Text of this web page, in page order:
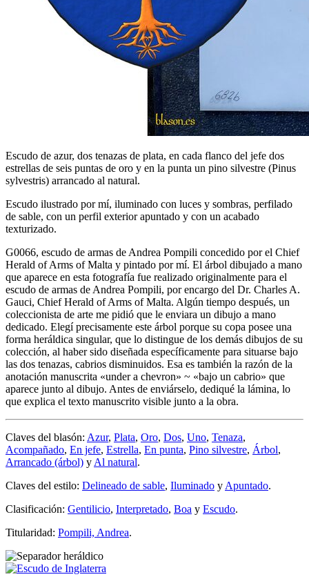
Escudo de azur, dos tenazas de plata, en cada flanco del jefe dos
estrellas de seis puntas de oro y en la punta un pino silvestre (Pinus
sylvestris) arrancado al natural.
Escudo ilustrado por mí, iluminado con luces y sombras, perfilado
de sable, con un perfil exterior apuntado y con un acabado
texturizado.
G0066, escudo de armas de Andrea Pompili concedido por el Chief
Herald of Arms of Malta y pintado por mí. El árbol dibujado a mano
que aparece en esta fotografía fue realizado originalmente para el
escudo de armas de Andrea Pompili, por encargo del Dr. Charles A.
Gauci, Chief Herald of Arms of Malta. Algún tiempo después, un
coleccionista de arte me pidió que le enviara un dibujo a mano
dedicado. Elegí precisamente este árbol porque su copa posee una
forma heráldica singular, que lo distingue de los demás dibujos de su
colección, al haber sido diseñada específicamente para situarse bajo
las dos tenazas, cabrios disminuidos. Esa es también la razón de la
anotación manuscrita «under a chevron» ~ «bajo un cabrio» que
aparece junto al dibujo. Antes de enviárselo, dediqué la lámina, lo
que explica el texto manuscrito visible junto a la obra.
Claves del blasón: Azur, Plata, Oro, Dos, Uno, Tenaza,
Acompañado, En jefe, Estrella, En punta, Pino silvestre, Árbol,
Arrancado (árbol) y Al natural.
Claves del estilo: Delineado de sable, Iluminado y Apuntado.
Clasificación: Gentilicio, Interpretado, Boa y Escudo.
Titularidad: Pompili, Andrea.